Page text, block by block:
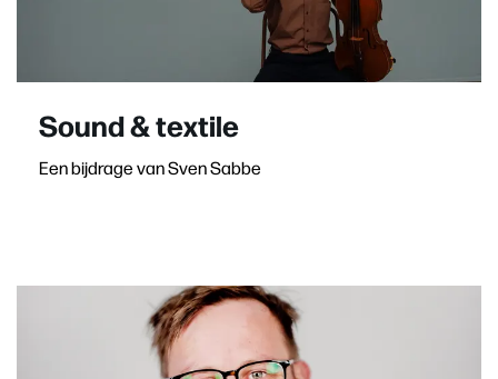
Sound & textile
Een bijdrage van Sven Sabbe